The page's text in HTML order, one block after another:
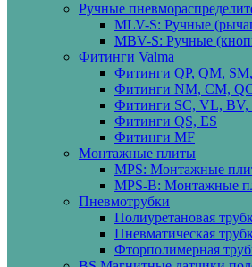
Ручные
MLV-S: Ручные
MBV-S: Ручные
Фитинги Valma
Фитинги QP, QM,
Фитинги NM, CM,
Фитинги SC, VL, BV,
Фитинги QS, ES
Фитинги MF
Монтажные плиты
MPS: Монтажные
MPS-B: Монтажные
Пневмотрубки
Полиуретановая
Пневматическая
Фторполимерная